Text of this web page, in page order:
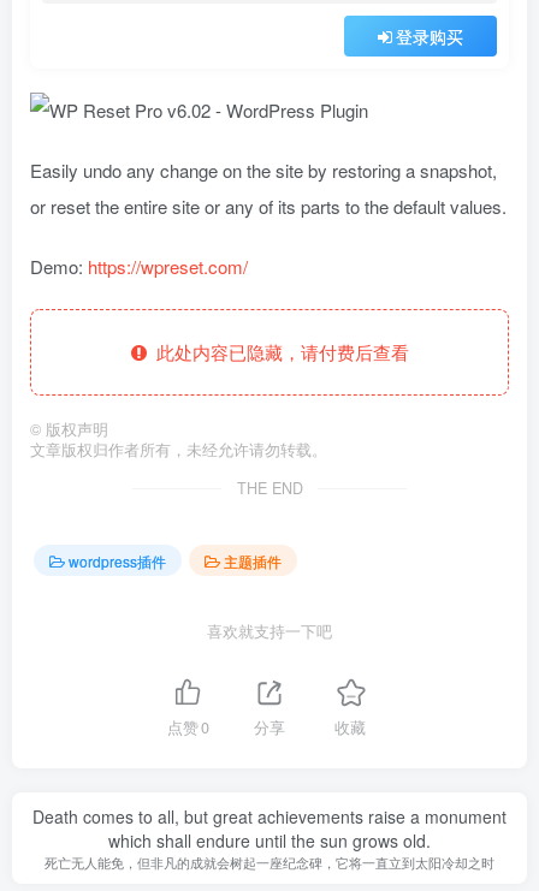
登录购买
Easily undo any change on the site by restoring a snapshot,
or reset the entire site or any of its parts to the default values.
Demo: https://wpreset.com/
此处内容已隐藏，请付费后查看
© 版权声明
文章版权归作者所有，未经允许请勿转载。
THE END
wordpress插件 主题插件
喜欢就支持一下吧
点赞0 分享 收藏
Death comes to all, but great achievements raise a monument
which shall endure until the sun grows old.
死亡无人能免，但非凡的成就会树起一座纪念碑，它将一直立到太阳冷却之时